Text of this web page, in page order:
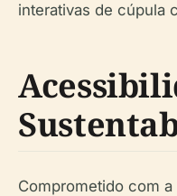
interativas de cúpula
Comprometido com